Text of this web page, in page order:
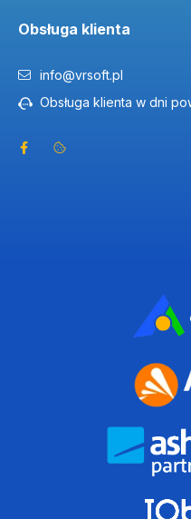
Obsługa klienta
info@vrsoft.pl
Obsługa klienta w dni